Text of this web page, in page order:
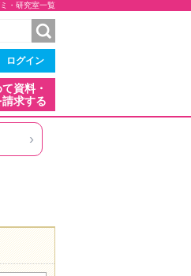
・研究室一覧
ログイン
資料・
求する
›